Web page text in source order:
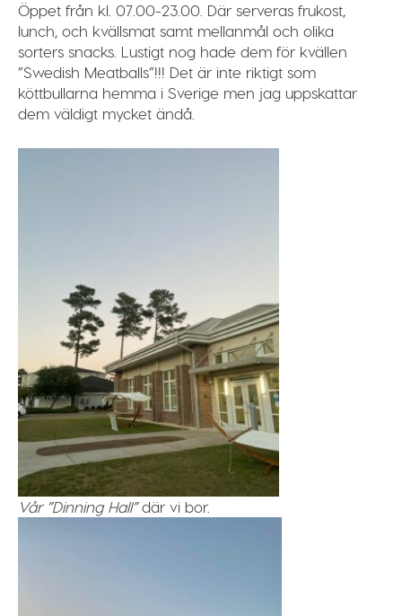
Öppet från kl. 07.00-23.00. Där serveras frukost,
lunch, och kvällsmat samt mellanmål och olika
sorters snacks. Lustigt nog hade dem för kvällen
”Swedish Meatballs”!!! Det är inte riktigt som
köttbullarna hemma i Sverige men jag uppskattar
dem väldigt mycket ändå.
Vår ”Dinning Hall”där vi bor.